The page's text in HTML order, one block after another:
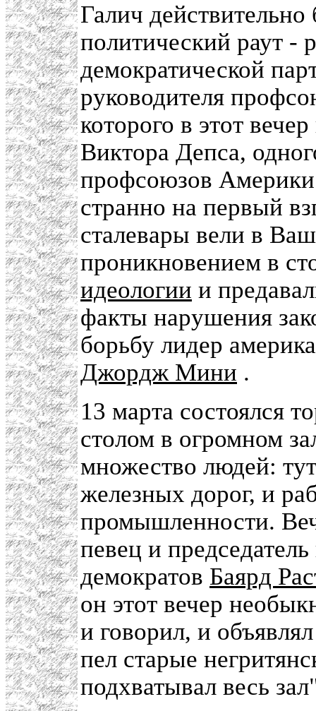
Галич
политический раут -
демократической
руководителя
которого в этот
Виктора Депса,
профсоюзов
странно на первый
сталевары вели в
проникновением в
идеологии и
факты нарушения
борьбу лидер
Джордж Мини .
13 марта состоялся
столом в огромном
множество людей:
железных дорог, и
промышленности.
певец и
демократов Баярд
он этот вечер
и говорил, и
пел старые
подхватывал весь